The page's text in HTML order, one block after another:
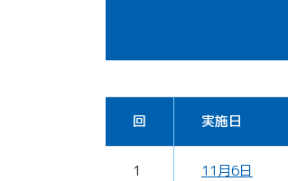
回 実施日
1 11月6日